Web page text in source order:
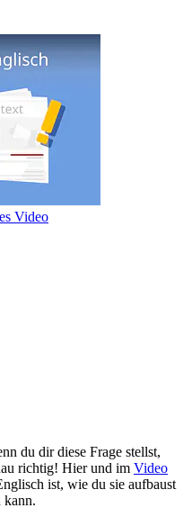
Video
du dir diese Frage stellst,
richtig! Hier und im Video
ist, wie du sie aufbaust
kann.